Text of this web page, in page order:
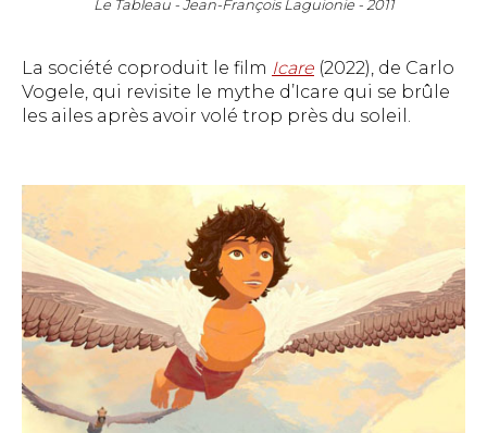
Le Tableau - Jean-François Laguionie - 2011
La société coproduit le film Icare (2022), de Carlo
Vogele, qui revisite le mythe d’Icare qui se brûle
les ailes après avoir volé trop près du soleil.